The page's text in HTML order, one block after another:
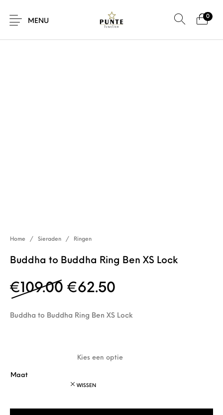
MENU
0
SALE!
Home / Sieraden / Ringen
Buddha to Buddha Ring Ben XS Lock
€ 109.00 Oorspronkelijke prijs
€62.50
Buddha to Buddha Ring Ben XS Lock
Maat
WISSEN